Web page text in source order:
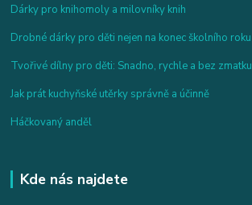
Dárky pro knihomoly a milovníky knih
Drobné dárky pro děti nejen na konec školního roku
Tvořivé dílny pro děti: Snadno, rychle a bez zmatku
Jak prát kuchyňské utěrky správně a účinně
Háčkovaný anděl
Kde nás najdete